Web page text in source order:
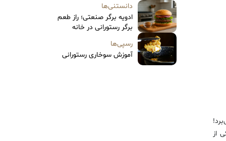
از
دانستنی‌ها
ادویه برگر صنعتی؛ راز طعم
برگر رستورانی در خانه
رسپی‌ها
آموزش سوخاری رستورانی